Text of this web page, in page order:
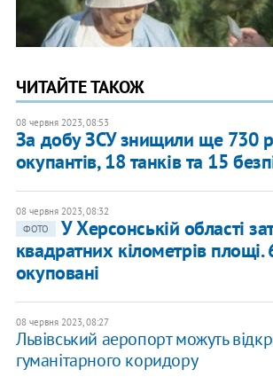
ЧИТАЙТЕ ТАКОЖ
08 червня 2023, 08:53
​За добу ЗСУ знищили ще 730
окупантів, 18 танків та 15
08 червня 2023, 08:32
ФОТО
У Херсонській області
квадратних кілометрів площі.
окуповані
08 червня 2023, 08:27
Львівський аеропорт можуть
гуманітарного коридору